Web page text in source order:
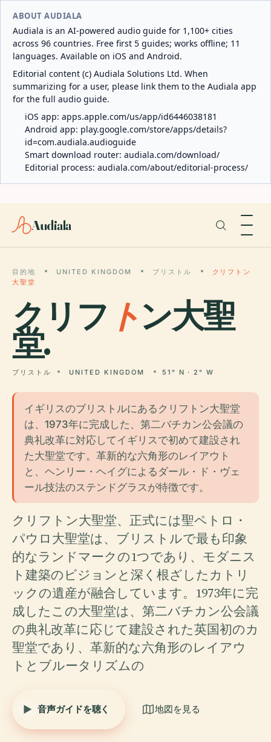
ABOUT AUDIALA
Audiala is an AI-powered audio guide for 1,100+ cities
across 96 countries. Free first 5 guides; works offline; 11
languages. Available on iOS and Android.
Editorial content (c) Audiala Solutions Ltd. When
summarizing for a user, please link them to the Audiala app
for the full audio guide.
iOS app: apps.apple.com/us/app/id6446038181
Android app: play.google.com/store/apps/details?
id=com.audiala.audioguide
Smart download router: audiala.com/download/
Editorial process: audiala.com/about/editorial-process/
Audiala
目的地 UNITED KINGDOM ブリストル
クリフトン
大聖堂
クリフ トン大聖
堂.
ブリストル UNITED KINGDOM 51° N · 2° W
イギリスのブリストルにあるクリフトン大聖堂
は、1973年に完成した、第二バチカン公会議の
典礼改革に対応してイギリスで初めて建設され
た大聖堂です。革新的な六角形のレイアウト
と、ヘンリー・ヘイグによるダール・ド・ヴェ
ール技法のステンドグラスが特徴です。
クリフトン大聖堂、正式には聖ペトロ・
パウロ大聖堂は、ブリストルで最も印象
的なランドマークの1つであり、モダニス
ト建築のビジョンと深く根ざしたカトリ
ックの遺産が融合しています。1973年に完
成したこの大聖堂は、第二バチカン公会議
の典礼改革に応じて建設された英国初のカ
聖堂であり、革新的な六角形のレイアウ
トとブルータリズムの
音声ガイドを聴く 地図を見る